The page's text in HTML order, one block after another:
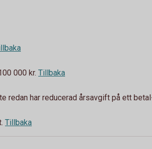
000 kr. Tillbaka
redan har reducerad årsavgift på ett
Tillbaka